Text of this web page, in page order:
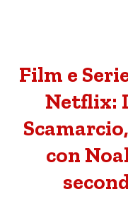
Film e
Netflix:
con